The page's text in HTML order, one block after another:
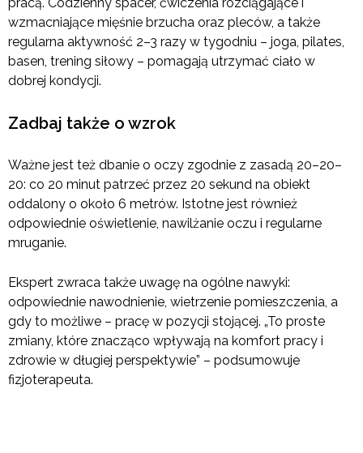
wzmacniające mięśnie brzucha oraz pleców, a także
regularna aktywność 2–3 razy w tygodniu – joga, pilates,
basen, trening siłowy – pomagają utrzymać ciało w
dobrej kondycji.
Zadbaj także o wzrok
Ważne jest też dbanie o oczy zgodnie z zasadą 20–20–
20: co 20 minut patrzeć przez 20 sekund na obiekt
oddalony o około 6 metrów. Istotne jest również
odpowiednie oświetlenie, nawilżanie oczu i regularne
mruganie.
Ekspert zwraca także uwagę na ogólne nawyki:
odpowiednie nawodnienie, wietrzenie pomieszczenia, a
gdy to możliwe – pracę w pozycji stojącej. „To proste
zmiany, które znacząco wpływają na komfort pracy i
zdrowie w długiej perspektywie” – podsumowuje
fizjoterapeuta.